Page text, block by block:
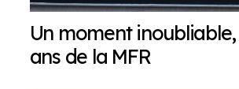
Un moment inoubliable,
ans de la MFR